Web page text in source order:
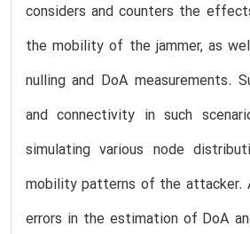
considers and counters the
the mobility of the jammer, as
nulling and DoA measurements.
and connectivity in such
simulating various node
mobility patterns of the attacker.
errors in the estimation of DoA